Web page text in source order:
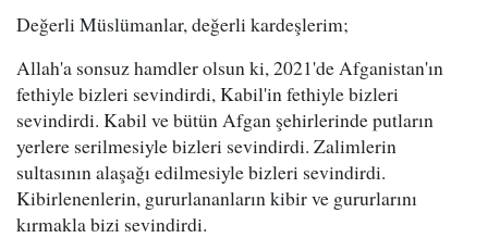
Değerli Müslümanlar, değerli kardeşlerim;
Allah'a sonsuz hamdler olsun ki, 2021'de Afganistan'ın
fethiyle bizleri sevindirdi, Kabil'in fethiyle bizleri
sevindirdi. Kabil ve bütün Afgan şehirlerinde putların
yerlere serilmesiyle bizleri sevindirdi. Zalimlerin
sultasının alaşağı edilmesiyle bizleri sevindirdi.
Kibirlenenlerin, gururlananların kibir ve gururlarını
kırmakla bizi sevindirdi.